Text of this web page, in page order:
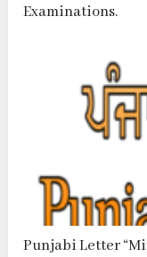
Examinations.
Punjabi Letter